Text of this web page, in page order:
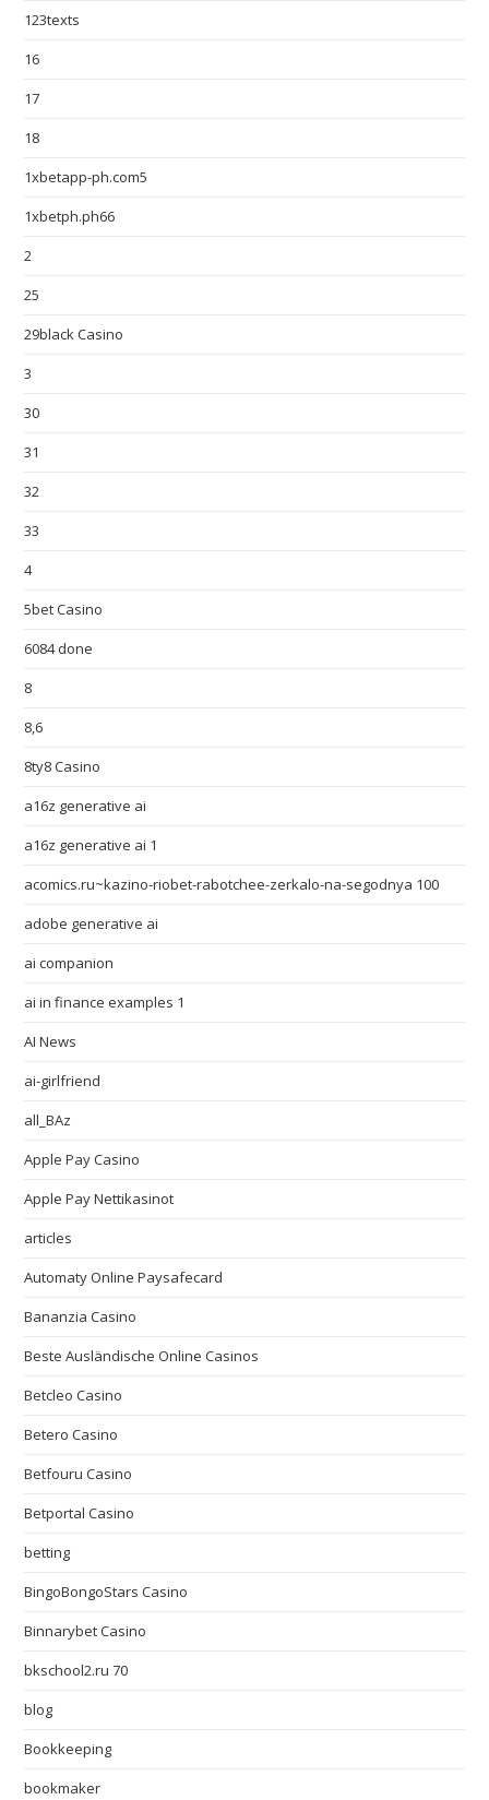
123texts
16
17
18
1xbetapp-ph.com5
1xbetph.ph66
2
25
29black Casino
3
30
31
32
33
4
5bet Casino
6084 done
8
8,6
8ty8 Casino
a16z generative ai
a16z generative ai 1
acomics.ru~kazino-riobet-rabotchee-zerkalo-na-segodnya 100
adobe generative ai
ai companion
ai in finance examples 1
AI News
ai-girlfriend
all_BAz
Apple Pay Casino
Apple Pay Nettikasinot
articles
Automaty Online Paysafecard
Bananzia Casino
Beste Ausländische Online Casinos
Betcleo Casino
Betero Casino
Betfouru Casino
Betportal Casino
betting
BingoBongoStars Casino
Binnarybet Casino
bkschool2.ru 70
blog
Bookkeeping
bookmaker